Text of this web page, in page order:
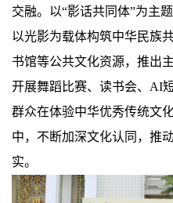
交融。以“影话共同体”为主
以光影为载体构筑中华民族
书馆等公共文化资源，推出
开展舞蹈比赛、读书会、AI
群众在体验中华优秀传统文
中，不断加深文化认同，推
实。